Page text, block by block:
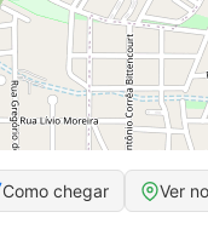
Como chegar Ver